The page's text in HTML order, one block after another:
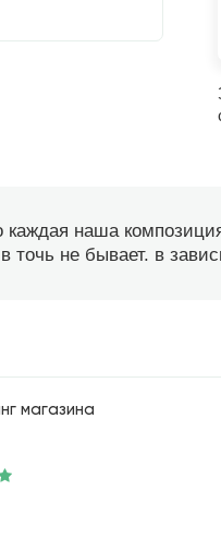
каждая наша
не бывает. в
магазина